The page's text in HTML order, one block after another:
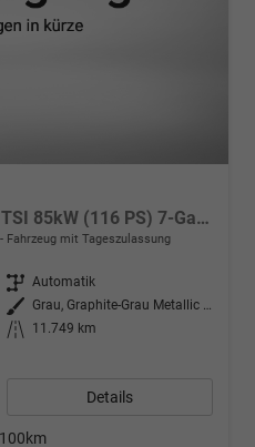
Selection (Selection) 1.0 TSI 85kW (116 PS) 7-Gang DSG
Fahrzeug mit Tageszulassung
Getriebe Automatik
Außenfarbe
Grau, Graphite-Grau Metallic (5X)
Kilometerstand
11.749 km
Details